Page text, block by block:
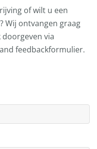
of wilt u een
Wij ontvangen graag
via
feedbackformulier.